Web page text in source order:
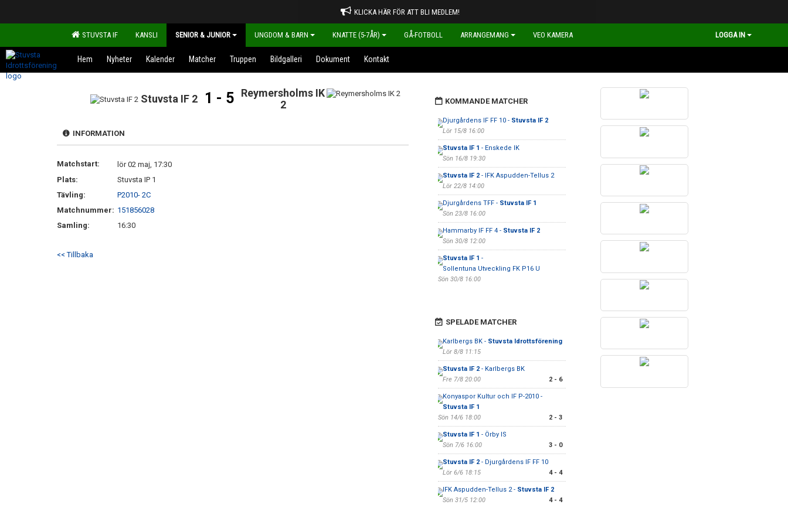
KLICKA HÄR FÖR ATT BLI MEDLEM!
STUVSTA IF KANSLI SENIOR & JUNIOR UNGDOM & BARN KNATTE (5-7ÅR) GÅ-FOTBOLL ARRANGEMANG VEO KAMERA LOGGA IN
Hem Nyheter Kalender Matcher Truppen Bildgalleri Dokument Kontakt
Stuvsta IF 2 1 - 5
Reymersholms IK
2
INFORMATION
Matchstart:
lör 02 maj, 17:30
Plats:
Stuvsta IP 1
Tävling:
P2010- 2C
Matchnummer: 151856028
Samling:
16:30
<< Tillbaka
KOMMANDE MATCHER
Djurgårdens IF FF 10 - Stuvsta IF 2
Lör 15/8 16:00
Stuvsta IF 1 - Enskede IK
Sön 16/8 19:30
Stuvsta IF 2- IFK Aspudden-Tellus 2
Lör 22/8 14:00
Djurgårdens TFF - Stuvsta IF 1
Sön 23/8 16:00
Hammarby IF FF 4 - Stuvsta IF 2
Sön 30/8 12:00
Stuvsta IF 1 -
Sollentuna Utveckling FK P16 U
Sön 30/8 16:00
SPELADE MATCHER
Karlbergs BK - Stuvsta Idrottsförening
Lör 8/8 11:15
Stuvsta IF 2- Karlbergs BK
Fre 7/8 20:00
2 - 6
Konyaspor Kultur och IF P-2010 -
Stuvsta IF 1
Sön 14/6 18:00
2 - 3
Stuvsta IF 1 - Örby IS
Sön 7/6 16:00
3 - 0
Stuvsta IF 2- Djurgårdens IF FF 10
Lör 6/6 18:15
4 - 4
IFK Aspudden-Tellus 2 - Stuvsta IF 2
Sön 31/5 12:00
4 - 4